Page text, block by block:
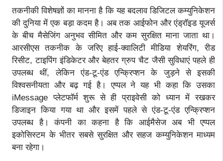
तकनीकी विशेषज्ञों का मानना है कि यह बदलाव डिजिटल कम्युनिकेशन
की दुनिया में एक बड़ा कदम है। अब तक आईफोन और एंड्रॉइड यूजर्स
के बीच मैसेजिंग अनुभव सीमित और कम सुरक्षित माना जाता था।
आरसीएस तकनीक के जरिए हाई-क्वालिटी मीडिया शेयरिंग, रीड
रिसीट, टाइपिंग इंडिकेटर और बेहतर ग्रुप चैट जैसी सुविधाएं पहले ही
उपलब्ध थीं, लेकिन एंड-टू-एंड एन्क्रिप्शन के जुड़ने से इसकी
विश्वसनीयता और बढ़ गई है। एप्पल ने यह भी कहा कि उसका
iMessage प्लेटफॉर्म शुरू से ही प्राइवेसी को ध्यान में रखकर
डिजाइन किया गया था और इसमें पहले से एंड-टू-एंड एन्क्रिप्शन
उपलब्ध है। कंपनी का कहना है कि आईमैसेज अब भी एप्पल
इकोसिस्टम के भीतर सबसे सुरक्षित और सहज कम्युनिकेशन माध्यम
बना रहेगा।